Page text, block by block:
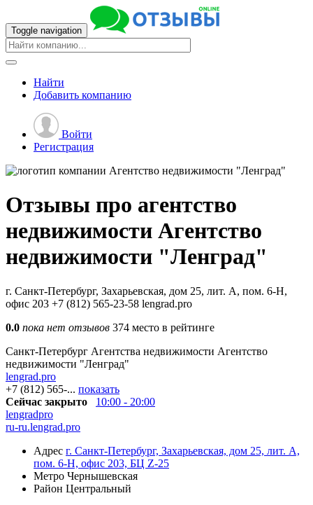
Toggle navigation
Найти
Добавить компанию
Войти
Регистрация
Отзывы про агентство
недвижимости Агентство
недвижимости "Ленград"
г. Санкт-Петербург, Захарьевская, дом 25, лит. А, пом. 6-Н,
офис 203 +7 (812) 565-23-58 lengrad.pro
0.0 пока нет отзывов 374 место в рейтинге
Санкт-Петербург Агентства недвижимости Агентство
недвижимости "Ленград"
lengrad.pro
+7 (812) 565-... показать
Сейчас закрыто
10:00 - 20:00
lengradpro
ru-ru.lengrad.pro
Адрес г. Санкт-Петербург, Захарьевская, дом 25, лит. А,
пом. 6-Н, офис 203, БЦ Z-25
Метро Чернышевская
Район Центральный